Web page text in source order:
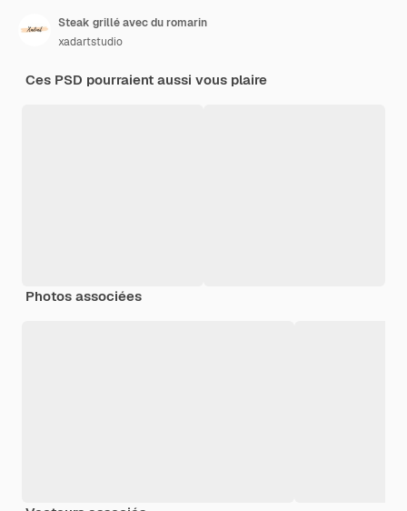
Steak grillé avec du romarin
xadartstudio
Ces PSD pourraient aussi vous plaire
Photos associées